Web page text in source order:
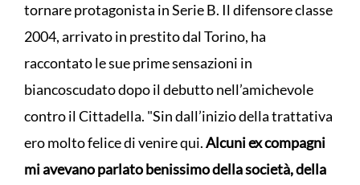
tornare protagonista in Serie B. Il difensore classe
2004, arrivato in prestito dal Torino, ha
raccontato le sue prime sensazioni in
biancoscudato dopo il debutto nell’amichevole
contro il Cittadella. "Sin dall’inizio della trattativa
ero molto felice di venire qui.Alcuni ex compagni
mi avevano parlato benissimo della società, della